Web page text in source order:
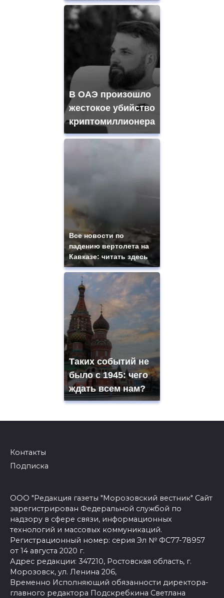
В ОАЭ произошло
жестокое убийство
криптомиллионера
Все новости по
падению вертолета на
Кавказе: читать здесь
Таких событий не
было с 1945: чего
ждать всем нам?
Контакты
Подписка
ООО "Редакция газеты "Морозовский вестник" Сайт
зарегистрирован Федеральной службой по
надзору в сфере связи, информационных
технологий и массовых коммуникаций.
Регистрационный номер: серия Эл № ФС77-78957
от 14 августа 2020 г.
Адрес редакции: 347210, Ростовская область, г.
Морозовск, ул. Ленина 206,
Временно Исполняющий обязанности директора-
главного редактора Подскребкина Светлана